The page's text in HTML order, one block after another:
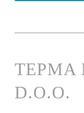
TEPMA
D.O.O.